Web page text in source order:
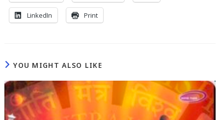
LinkedIn Print
YOU MIGHT ALSO LIKE